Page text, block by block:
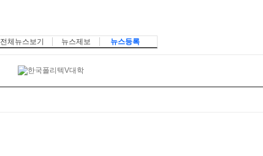
전체뉴스보기 뉴스제보 뉴스등록